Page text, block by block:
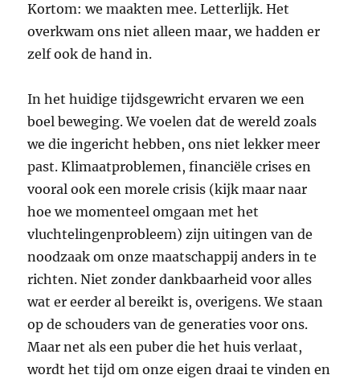
Kortom: we maakten mee. Letterlijk. Het
overkwam ons niet alleen maar, we hadden er
zelf ook de hand in.
In het huidige tijdsgewricht ervaren we een
boel beweging. We voelen dat de wereld zoals
we die ingericht hebben, ons niet lekker meer
past. Klimaatproblemen, financiële crises en
vooral ook een morele crisis (kijk maar naar
hoe we momenteel omgaan met het
vluchtelingenprobleem) zijn uitingen van de
noodzaak om onze maatschappij anders in te
richten. Niet zonder dankbaarheid voor alles
wat er eerder al bereikt is, overigens. We staan
op de schouders van de generaties voor ons.
Maar net als een puber die het huis verlaat,
wordt het tijd om onze eigen draai te vinden en